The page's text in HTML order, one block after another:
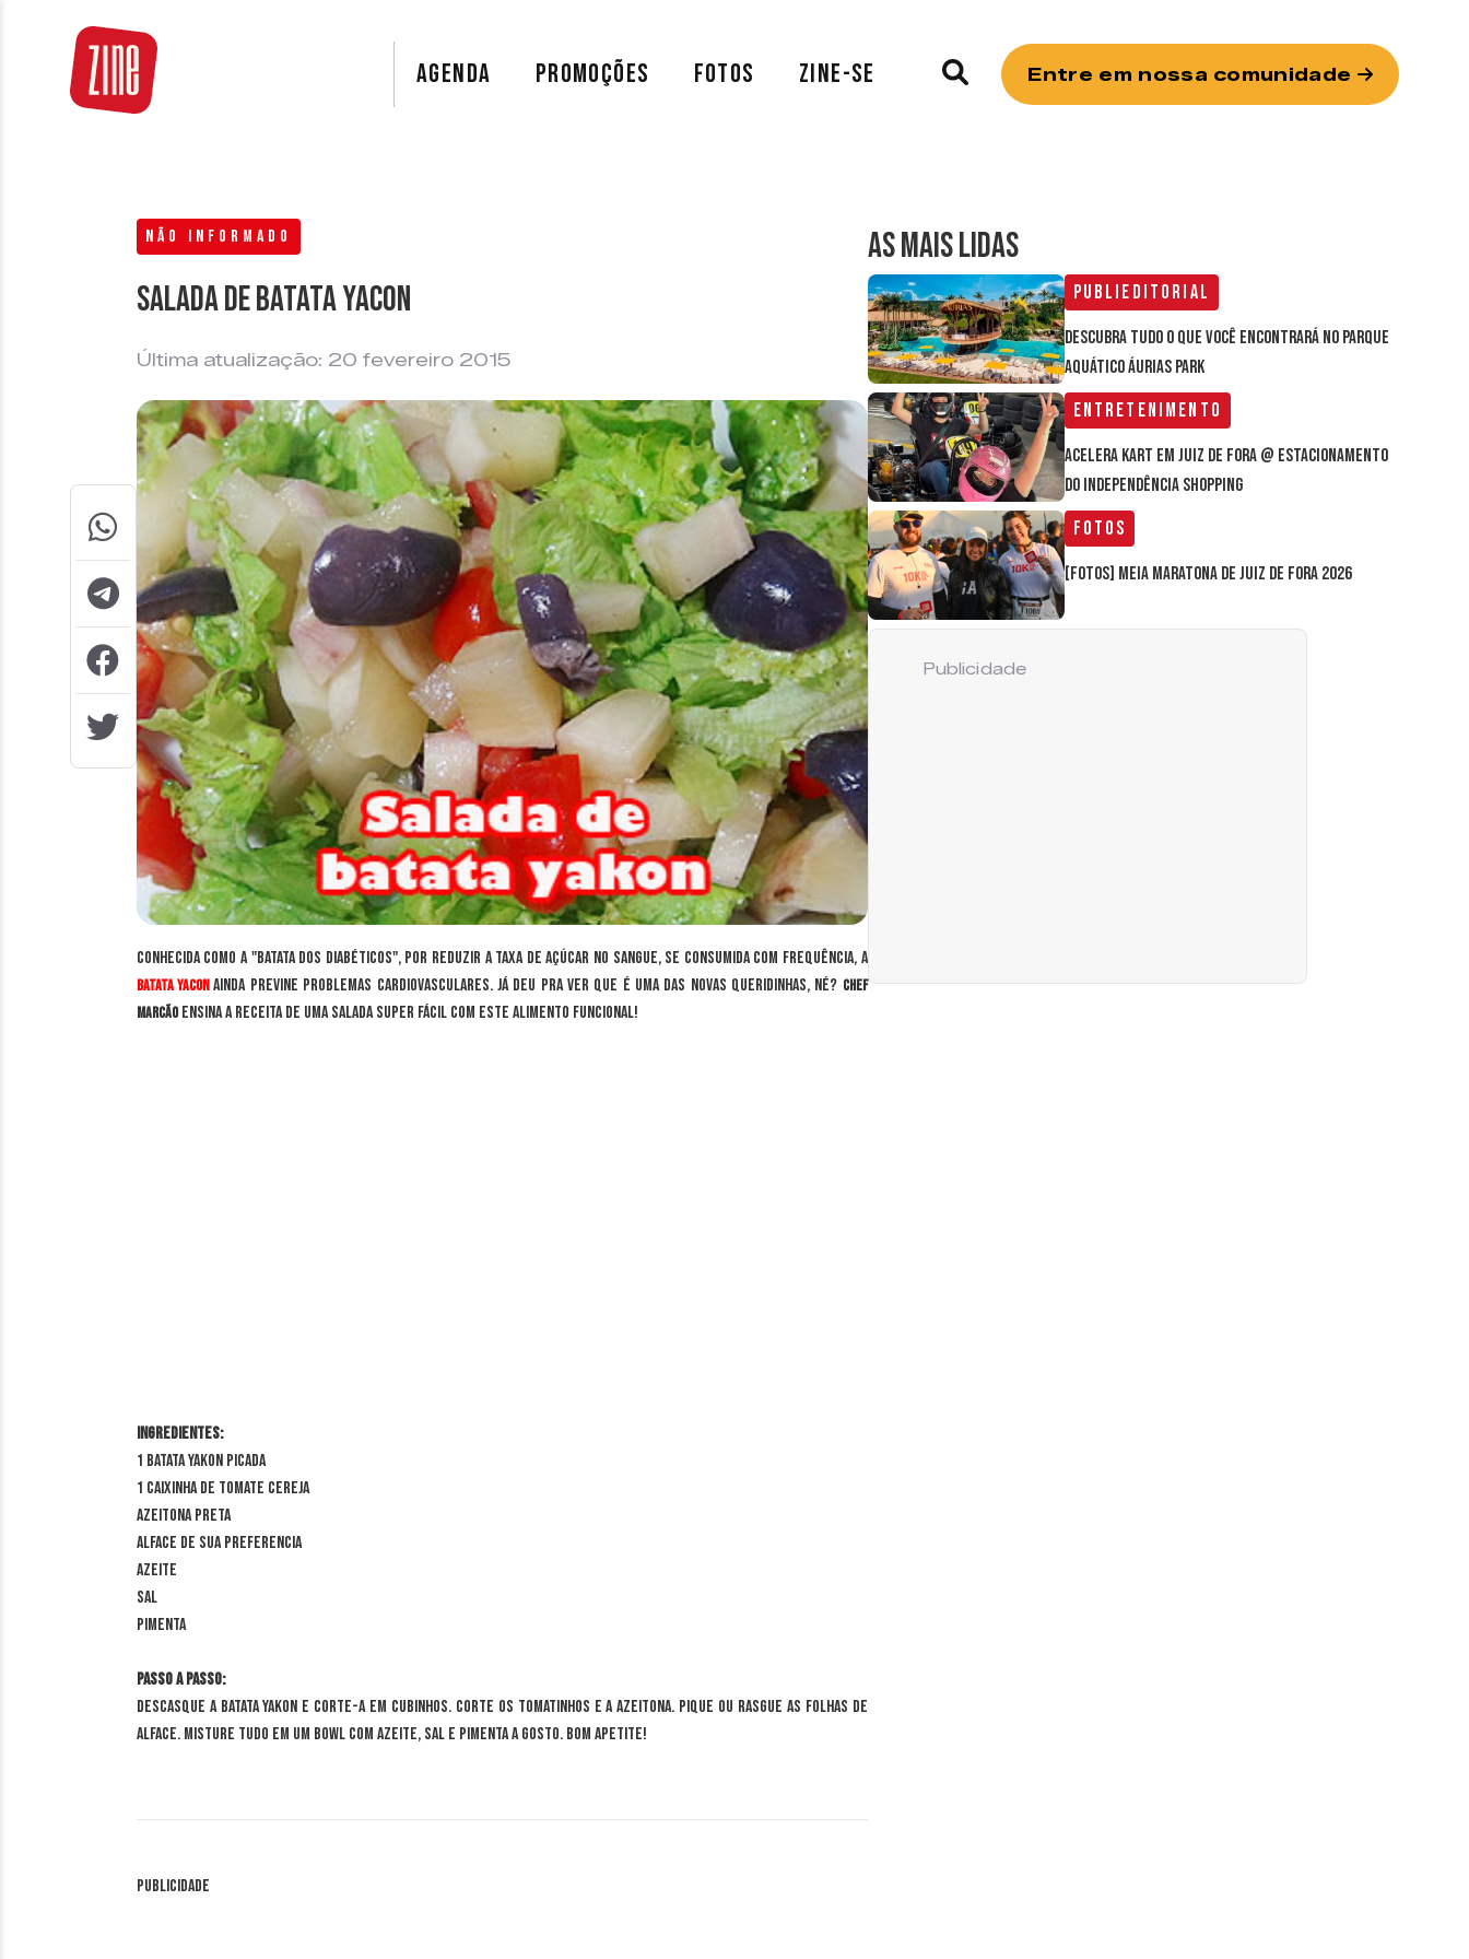
AGENDA PROMOÇÕES FOTOS ZINE-SE Entre em nossa comunidade
NÃO INFORMADO
Salada de Batata Yacon
Última atualização: 20 fevereiro 2015
Conhecida como a "batata dos diabéticos", por reduzir a taxa de açúcar no sangue, se consumida com frequência, a
Batata Yaconainda previne problemas cardiovasculares. Já deu pra ver que é uma das novas queridinhas, né? Chef
Marcãoensina a receita de uma salada super fácil com este alimento funcional!
Ingredientes:
1 Batata Yakon picada
1 caixinha de Tomate Cereja
Azeitona Preta
Alface de sua preferencia
Azeite
Sal
Pimenta
Passo a passo:
Descasque a Batata Yakon e corte-a em cubinhos. Corte os tomatinhos e a azeitona. Pique ou rasgue as folhas de
alface. Misture tudo em um bowlcom azeite, sal e pimenta a gosto. Bom apetite!
Publicidade
AS MAIS LIDAS
Publieditorial
Descubra tudo o que você encontrará no parque
aquático Áurias Park
Entretenimento
Acelera Kart em Juiz de Fora @ estacionamento
do Independência Shopping
Fotos
[FOTOS] Meia Maratona de Juiz de Fora 2026
Publicidade